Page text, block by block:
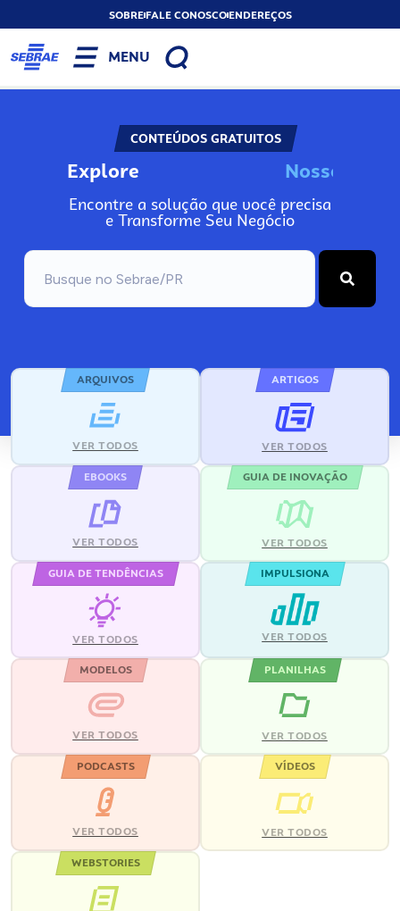
SOBREFALE CONOSCOENDEREÇOS
MENU
CONTEÚDOS GRATUITOS
Explore Nosso
Encontre a solução que você precisa
e Transforme Seu Negócio
ARQUIVOS
VER TODOS
ARTIGOS
VER TODOS
EBOOKS
VER TODOS
GUIA DE INOVAÇÃO
VER TODOS
GUIA DE TENDÊNCIAS
VER TODOS
IMPULSIONA
VER TODOS
MODELOS
VER TODOS
PLANILHAS
VER TODOS
PODCASTS
VER TODOS
VÍDEOS
VER TODOS
WEBSTORIES